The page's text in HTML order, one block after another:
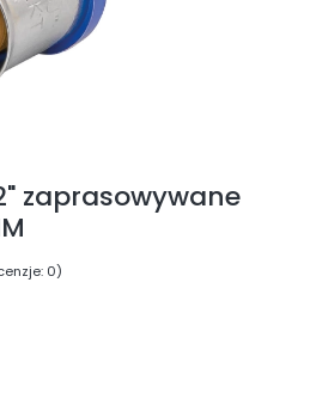
zaprasowywane
0)